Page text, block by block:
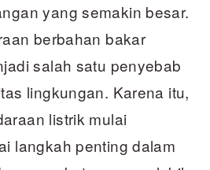
yang semakin besar.
berbahan bakar
salah satu penyebab
lingkungan. Karena itu,
listrik mulai
langkah penting dalam